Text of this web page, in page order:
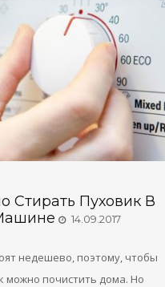
Стирать Пуховик В
14.09.2017
недешево, поэтому, чтобы
можно почистить дома. Но